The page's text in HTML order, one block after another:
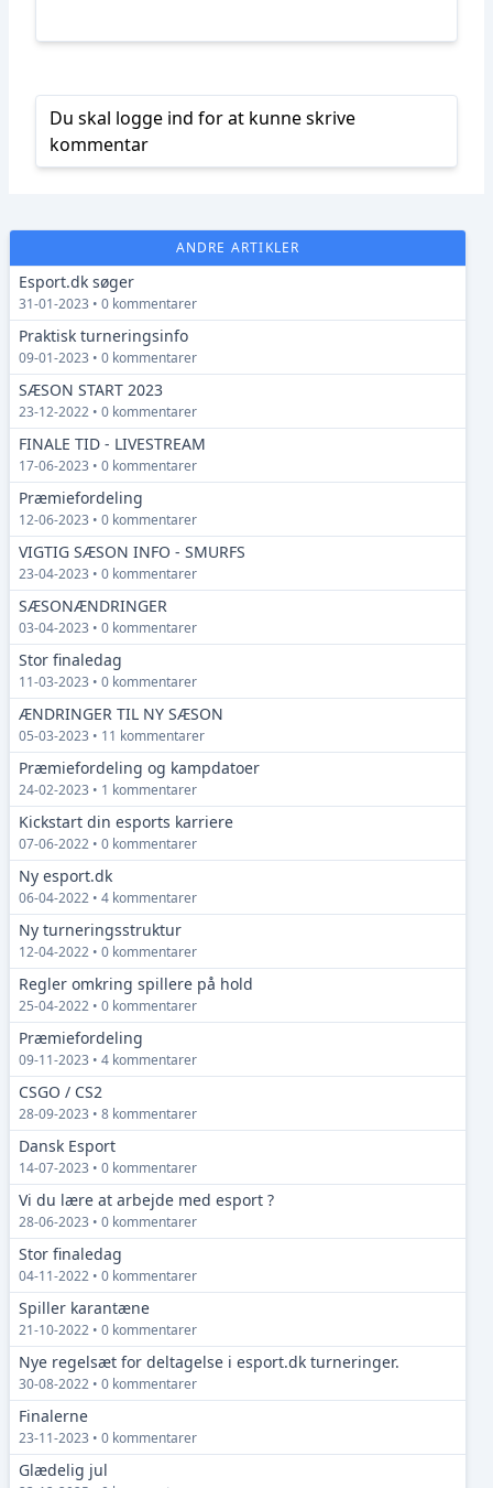
Du skal logge ind for at kunne skrive
kommentar
ANDRE ARTIKLER
Esport.dk søger
31-01-2023 • 0 kommentarer
Praktisk turneringsinfo
09-01-2023 • 0 kommentarer
SÆSON START 2023
23-12-2022 • 0 kommentarer
FINALE TID - LIVESTREAM
17-06-2023 • 0 kommentarer
Præmiefordeling
12-06-2023 • 0 kommentarer
VIGTIG SÆSON INFO - SMURFS
23-04-2023 • 0 kommentarer
SÆSONÆNDRINGER
03-04-2023 • 0 kommentarer
Stor finaledag
11-03-2023 • 0 kommentarer
ÆNDRINGER TIL NY SÆSON
05-03-2023 • 11 kommentarer
Præmiefordeling og kampdatoer
24-02-2023 • 1 kommentarer
Kickstart din esports karriere
07-06-2022 • 0 kommentarer
Ny esport.dk
06-04-2022 • 4 kommentarer
Ny turneringsstruktur
12-04-2022 • 0 kommentarer
Regler omkring spillere på hold
25-04-2022 • 0 kommentarer
Præmiefordeling
09-11-2023 • 4 kommentarer
CSGO / CS2
28-09-2023 • 8 kommentarer
Dansk Esport
14-07-2023 • 0 kommentarer
Vi du lære at arbejde med esport ?
28-06-2023 • 0 kommentarer
Stor finaledag
04-11-2022 • 0 kommentarer
Spiller karantæne
21-10-2022 • 0 kommentarer
Nye regelsæt for deltagelse i esport.dk turneringer.
30-08-2022 • 0 kommentarer
Finalerne
23-11-2023 • 0 kommentarer
Glædelig jul